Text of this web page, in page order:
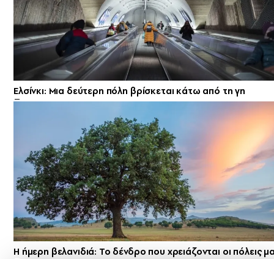
Ελσίνκι: Mια δεύτερη πόλη βρίσκεται κάτω από τη γη
Η ήμερη βελανιδιά: Το δένδρο που χρειάζονται οι πόλεις